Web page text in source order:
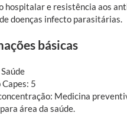
hospitalar e resistência aos
doenças infecto parasitárias.
básicas
5
Medicina
área da saúde.